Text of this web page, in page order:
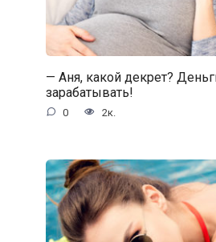
— Аня, какой декрет?
зарабатывать!
0 2к.